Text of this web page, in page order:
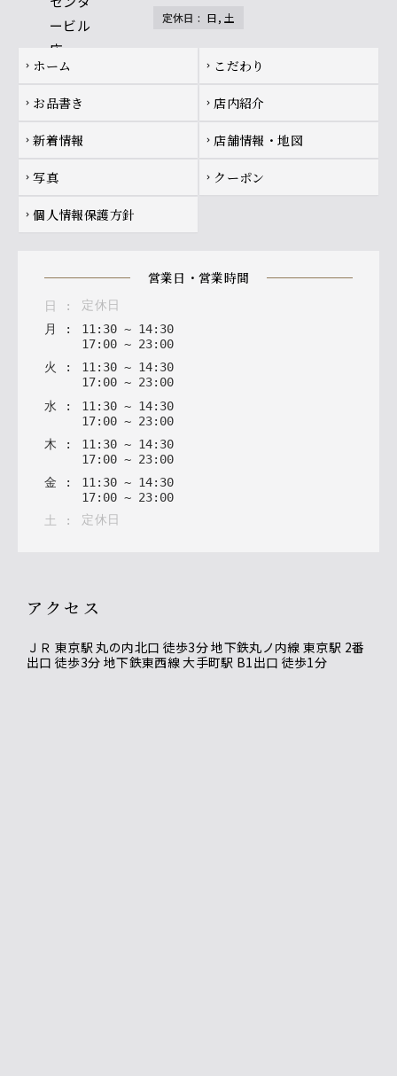
定休日 : 日, 土
Footer navigation
chevron_right ホーム chevron_right こだわり
chevron_right お品書き chevron_right 店内紹介
chevron_right 新着情報 chevron_right 店舗情報・地図
chevron_right 写真 chevron_right クーポン
chevron_right 個人情報保護方針
営業日・営業時間
日 :
定休日
月
: 11: 30 ~ 14: 30
17: 00 ~ 23: 00
火
: 11: 30 ~ 14: 30
17: 00 ~ 23: 00
水 : 11 : 30 ~ 14: 30
17: 00 ~ 23: 00
木 : 11 : 30 ~ 14: 30
17: 00 ~ 23: 00
金 : 11 : 30 ~ 14: 30
17: 00 ~ 23: 00
土
: 定休日
アクセス
ＪＲ 東京駅 丸の内北口 徒歩3分 地下鉄丸ノ内線 東京駅 2番
出口 徒歩3分 地下鉄東西線 大手町駅 B1出口 徒歩1分